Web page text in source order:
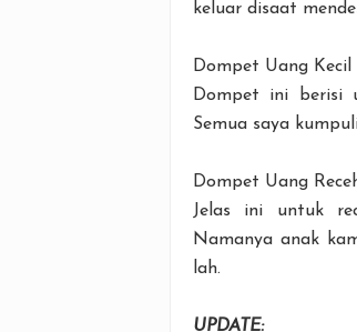
keluar disaat
Dompet Uang Kecil
Dompet ini berisi
Semua saya
Dompet Uang
Jelas ini untuk
Namanya anak
lah.
UPDATE: